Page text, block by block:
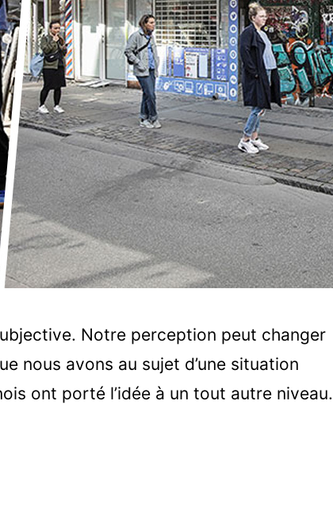
Notre perception peut changer
nous avons au sujet d’une situation
ont porté l’idée à un tout autre niveau.